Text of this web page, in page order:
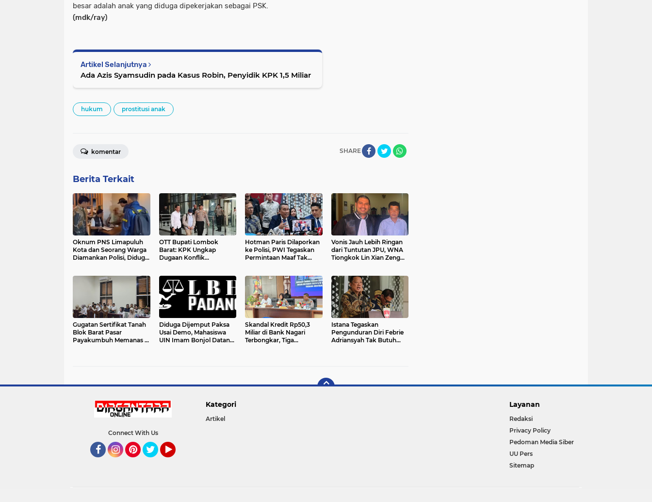
besar adalah anak yang diduga dipekerjakan sebagai PSK.
(mdk/ray)
Artikel Selanjutnya
Ada Azis Syamsudin pada Kasus Robin, Penyidik KPK 1,5 Miliar
hukum prostitusi anak
SHARE
komentar
Berita Terkait
Oknum PNS Limapuluh
Kota dan Seorang Warga
Diamankan Polisi, Diduga
Masyarakat Adat
OTT Bupati Lombok
Barat: KPK Ungkap
Dugaan Konflik
Gratifikasi
Hotman Paris Dilaporkan
ke Polisi, PWI Tegaskan
Permintaan Maaf Tak
Wartawan
Vonis Jauh Lebih Ringan
dari Tuntutan JPU, WNA
Tiongkok Lin Xian Zeng
Hadiputra: Putusan
Sesuai Fakta Persidangan
Gugatan Sertifikat Tanah
Blok Barat Pasar
Payakumbuh Memanas di
Diduga Dijemput Paksa
Usai Demo, Mahasiswa
UIN Imam Bonjol Datangi
Skandal Kredit Rp50,3
Miliar di Bank Nagari
Terbongkar, Tiga
Istana Tegaskan
Pengunduran Diri Febrie
Adriansyah Tak Butuh
Connect With Us
Kategori
Artikel
Layanan
Redaksi
Privacy Policy
Pedoman Media Siber
UU Pers
Sitemap